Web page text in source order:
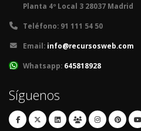
Planta 4º Local 3 28037 Madrid
Teléfono: 91 111 54 50
Email: info@recursosweb.com
Whatsapp: 645818928
Síguenos